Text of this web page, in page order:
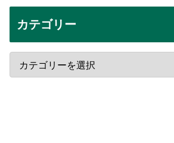
カテゴリー